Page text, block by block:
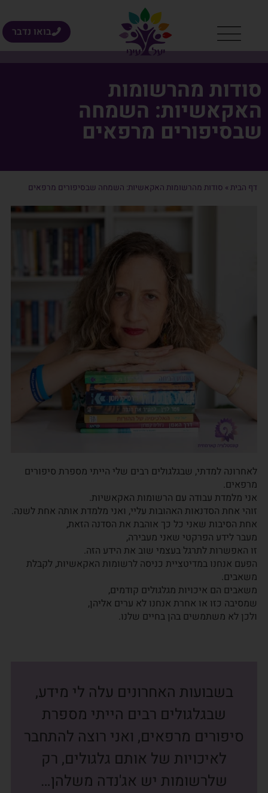
בואו נדבר
סודות מהרשומות
האקאשיות: השמחה
שבסיפורים מרפאים
דף הבית» סודות מהרשומות האקאשיות: השמחה שבסיפורים מרפאים
לאחרונה למדתי, שבגלגולים רבים שלי הייתי מספרת סיפורים
מרפאים.
אני מלמדת עבודה עם הרשומות האקאשיות.
זוהי אחת הסדנאות האהובות עליי, ואני מלמדת אותה אחת לשנה.
אחת הסיבות שאני כל כך אוהבת את הסדנה הזאת,
מעבר לידע הפרקטי שאני מעבירה,
זו האפשרות לתרגל בעצמי שוב את הידע הזה.
הפעם אנחנו במדיטציית כניסה לרשומות האקאשיות, לקבלת
משאבים.
משאבים הם איכויות מגלגולים קודמים,
שמסיבה כזו או אחרת אנחנו לא ערים אליהן,
ולכן לא משתמשים בהן בחיים שלנו.
בשבועות האחרונים עלה לי מידע,
שבגלגולים רבים הייתי מספרת
סיפורים מרפאים, ואני רוצה להתחבר
לאיכויות של אותם גלגולים, רק
שלרשומות יש אג'נדה משלהן…